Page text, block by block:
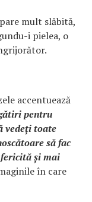
mult slăbită,
i pielea, o
accentuează
pentru
vedeți toate
să fac
și mai
în care